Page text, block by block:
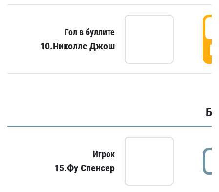
Гол в буллите
10.Николлс Джош
Игрок
15.Фу Спенсер